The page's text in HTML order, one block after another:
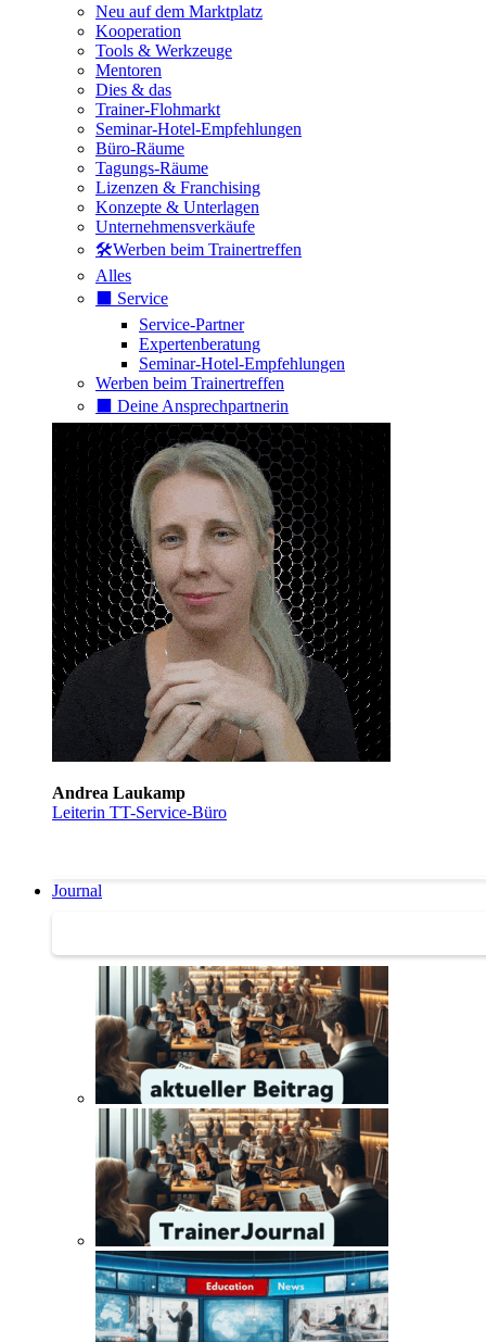
Neu auf dem Marktplatz
Kooperation
Tools & Werkzeuge
Mentoren
Dies & das
Trainer-Flohmarkt
Seminar-Hotel-Empfehlungen
Büro-Räume
Tagungs-Räume
Lizenzen & Franchising
Konzepte & Unterlagen
Unternehmensverkäufe
🛠️Werben beim Trainertreffen
Alles
⬛️ Service
Service-Partner
Expertenberatung
Seminar-Hotel-Empfehlungen
Werben beim Trainertreffen
⬛️ Deine Ansprechpartnerin
Andrea Laukamp
Leiterin TT-Service-Büro
Journal